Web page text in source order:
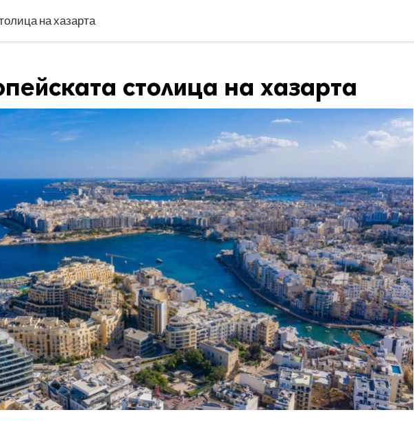
на хазарта
столица на хазарта